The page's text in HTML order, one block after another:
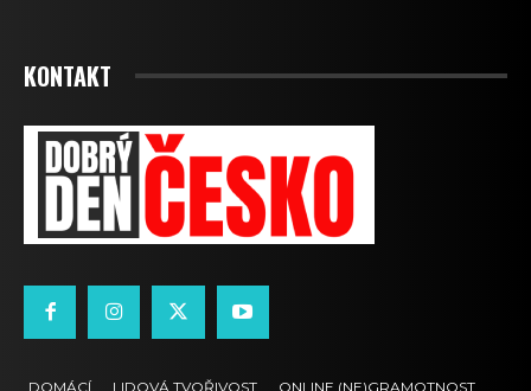
KONTAKT
DOMÁCÍ LIDOVÁ TVOŘIVOST ONLINE (NE)GRAMOTNOST